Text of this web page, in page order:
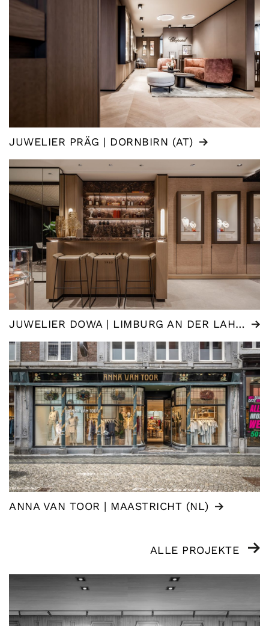
JUWELIER PRÄG | DORNBIRN (AT)
JUWELIER DOWA | LIMBURG AN DER LAHN (DE)
ANNA VAN TOOR | MAASTRICHT (NL)
ALLE PROJEKTE